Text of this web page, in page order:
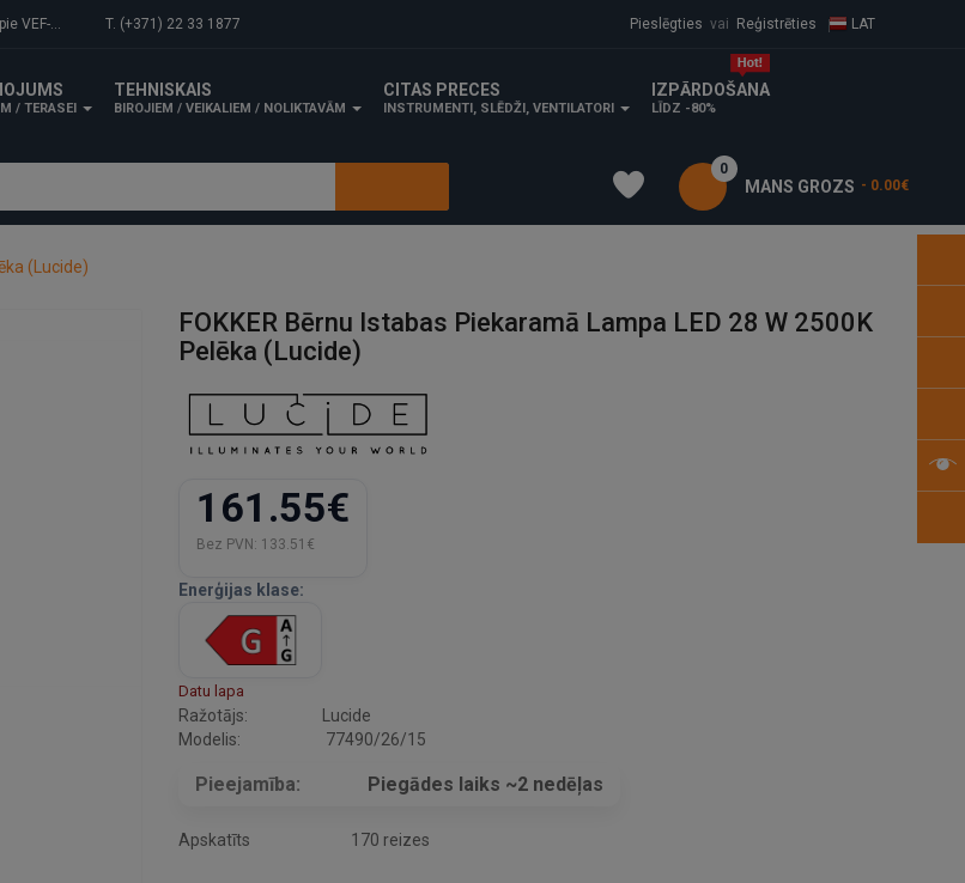
tilta. T. (+371) 22 33 1877 Pieslēgties vai Reģistrēties LAT
/ TERASEI
TEHNISKAIS
BIROJIEM / VEIKALIEM / NOLIKTAVĀM
CITAS PRECES
INSTRUMENTI, SLĒDŽI, VENTILATORI
IZPĀRDOŠANA
LĪDZ -80%
MANS GROZS
0
- 0.00€
(Lucide)
FOKKER Bērnu Istabas Piekaramā Lampa LED 28 W 2500K
Pelēka (Lucide)
161.55€
Bez PVN: 133.51€
Enerģijas klase:
Datu lapa
Ražotājs:
Lucide
Modelis:
77490/26/15
Pieejamība: Piegādes laiks ~2 nedēļas
Apskatīts 170 reizes